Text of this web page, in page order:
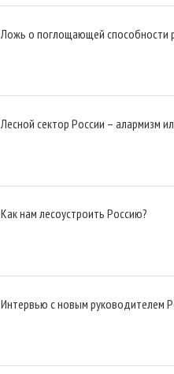
Ложь о поглощающей способности
Лесной сектор России – алармизм
Как нам лесоустроить Россию?
Интервью с новым руководителем